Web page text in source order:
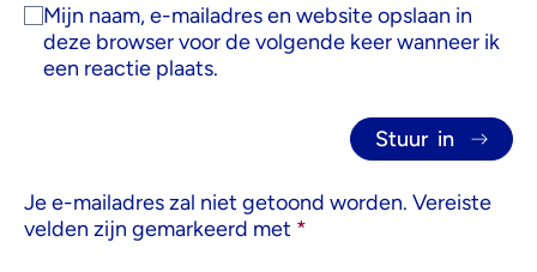
Mijn naam, e-mailadres en website opslaan in
deze browser voor de volgende keer wanneer ik
een reactie plaats.
Je e-mailadres zal niet getoond worden. Vereiste
velden zijn gemarkeerd met *